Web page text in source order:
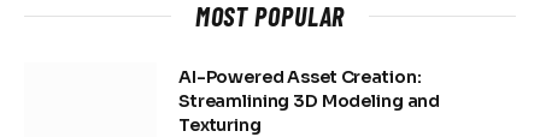
MOST POPULAR
AI-Powered Asset Creation:
Streamlining 3D Modeling and
Texturing